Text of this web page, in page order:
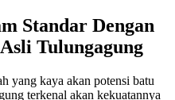
Standar Dengan
Tulungagung
yang kaya akan potensi batu
terkenal akan kekuatannya